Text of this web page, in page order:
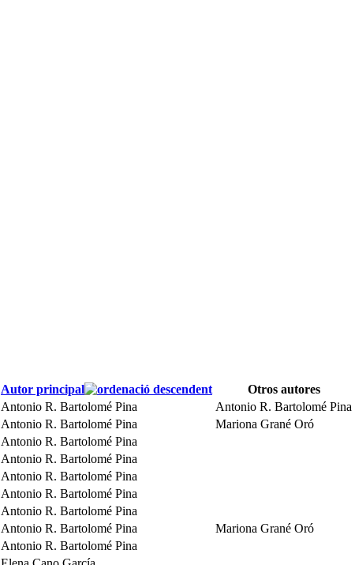
Autor principal Otros autores
Antonio R. Bartolomé Pina Antonio R. Bartolomé Pina
Antonio R. Bartolomé Pina Mariona Grané Oró
Antonio R. Bartolomé Pina
Antonio R. Bartolomé Pina
Antonio R. Bartolomé Pina
Antonio R. Bartolomé Pina
Antonio R. Bartolomé Pina
Antonio R. Bartolomé Pina Mariona Grané Oró
Antonio R. Bartolomé Pina